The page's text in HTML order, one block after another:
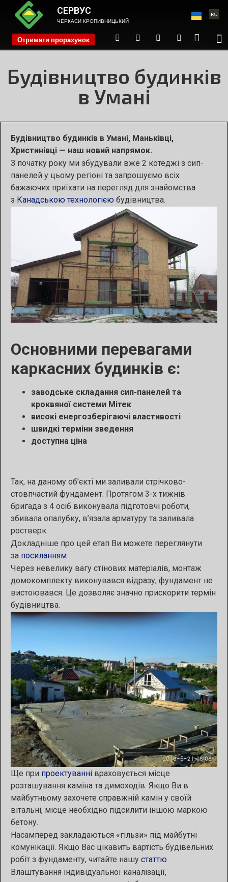
СЕРВУС
ЧЕРКАСИ КРОПИВНИЦЬКИЙ
Отримати прорахунок phone
Будівництво будинків
в Умані
Будівництво будинків в Умані, Маньківці,
Христинівці — наш новий напрямок.
З початку року ми збудували вже 2 котеджі з сип-
панелей у цьому регіоні та запрошуємо всіх
бажаючих приїхати на перегляд для знайомства
з Канадською технологією будівництва.
Основними перевагами
каркасних будинків є:
заводське складання сип-панелей та
кроквяної системи Мітек
високі енергозберігаючі властивості
швидкі терміни зведення
доступна ціна
Так, на даному об’єкті ми заливали стрічково-
стовпчастий фундамент. Протягом 3-х тижнів
бригада з 4 осіб виконувала підготовчі роботи,
збивала опалубку, в’язала арматуру та заливала
ростверк.
Докладніше про цей етап Ви можете переглянути
за посиланням
Через невелику вагу стінових матеріалів, монтаж
домокомплекту виконувався відразу, фундамент не
вистоювався. Це дозволяє значно прискорити термін
будівництва.
Ще при проектуванні враховується місце
розташування каміна та димоходів. Якщо Ви в
майбутньому захочете справжній камін у своїй
вітальні, місце необхідно підсилити іншою маркою
бетону.
Насамперед закладаються «гільзи» під майбутні
комунікації. Якщо Вас цікавить вартість будівельних
робіт з фундаменту, читайте нашу статтю
Влаштування індивідуальної каналізації,